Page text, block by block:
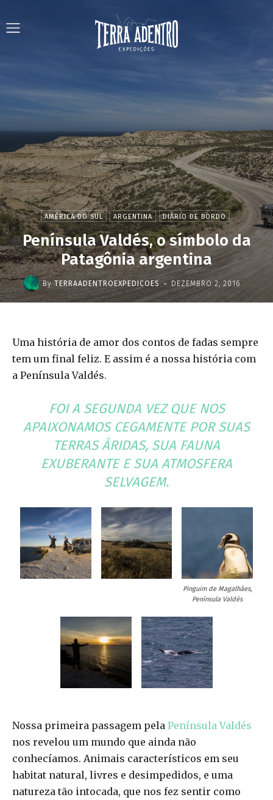
AMÉRICA DO SUL ARGENTINA DIÁRIO DE BORDO
Península Valdés, o símbolo da
Patagônia argentina
By TERRAADENTROEXPEDICOES - DEZEMBRO 2, 2016
Uma história de amor dos contos de fadas sempre
tem um final feliz. E assim é a nossa história com
a Península Valdés.
FOI A SEGUNDA VEZ QUE NOS
APAIXONAMOS CEGAMENTE POR SUAS
TERRAS ÁRIDAS, SUA FAUNA
EXUBERANTE E SUA ATMOSFERA
SELVAGEM.
Pinguim de Magalhães,
Península Valdés
Nossa primeira passagem pela Península Valdés
nos revelou um mundo que ainda não
conhecíamos. Animais característicos em seu
habitat natural, livres e desimpedidos, e uma
natureza tão intocada, que nos fez sentir como